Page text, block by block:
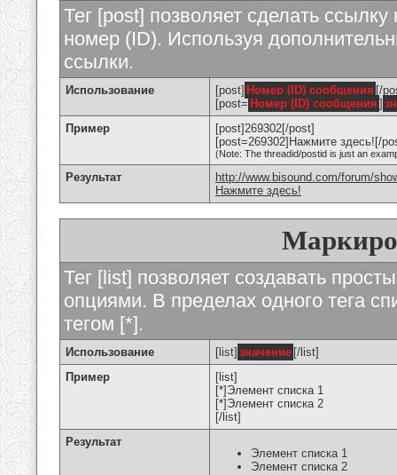
Тег [post] позволяет сделать
номер (ID). Используя
ссылки.
Использование [post] Номер (ID) сообщения [/
[post= Номер (ID) сообщения ]
Пример
[post]269302[/post]
[post=269302]Нажмите здесь![/
(Note: The threadid/postid is just an
Результат
http://www.bisound.com/forum/
Нажмите здесь!
Тег [list] позволяет создавать
опциями. В пределах одного тега
тегом [*].
Использование [list] значение [/list]
Пример
[list]
[*]Элемент списка 1
[*]Элемент списка 2
[/list]
Результат
Элемент списка 1
Элемент списка 2